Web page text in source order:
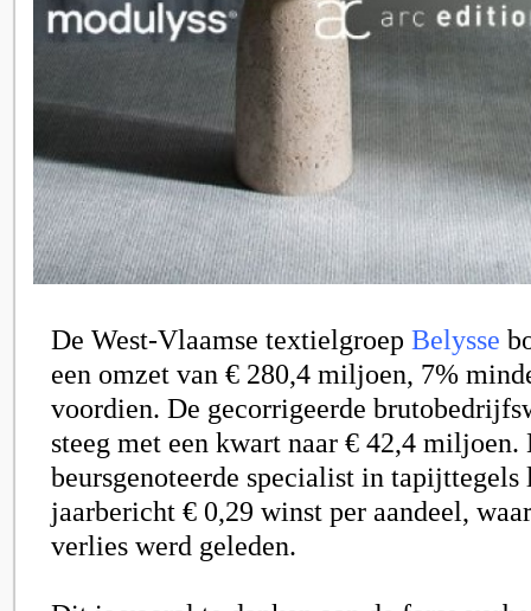
De West-Vlaamse textielgroep Belysse
een omzet van € 280,4 miljoen, 7%
voordien. De gecorrigeerde
steeg met een kwart naar € 42,4 miljoen.
beursgenoteerde specialist in tapijttegels
jaarbericht € 0,29 winst per aandeel,
verlies werd geleden.